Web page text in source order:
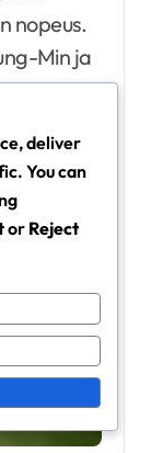
nopeus.
Min ja
deliver
You can
orReject